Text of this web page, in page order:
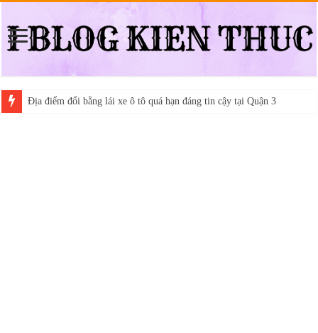
Địa điểm đổi bằng lái xe ô tô quá hạn đáng tin cậy tại Quận 3